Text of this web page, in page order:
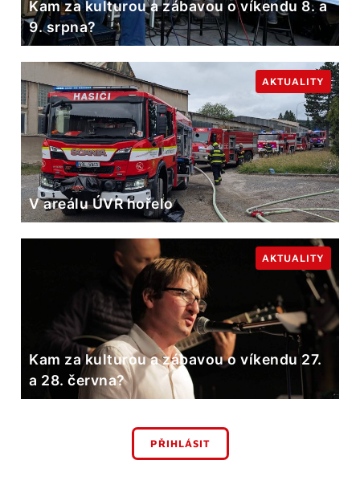
Kam za kulturou a zábavou o víkendu 8. a
9. srpna?
V areálu ÚVR hořelo
AKTUALITY
Kam za kulturou a zábavou o víkendu 27.
a 28. června?
AKTUALITY
PŘIHLÁSIT